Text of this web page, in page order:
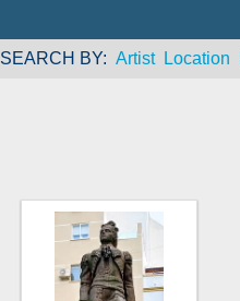
SEARCH BY Artist Location